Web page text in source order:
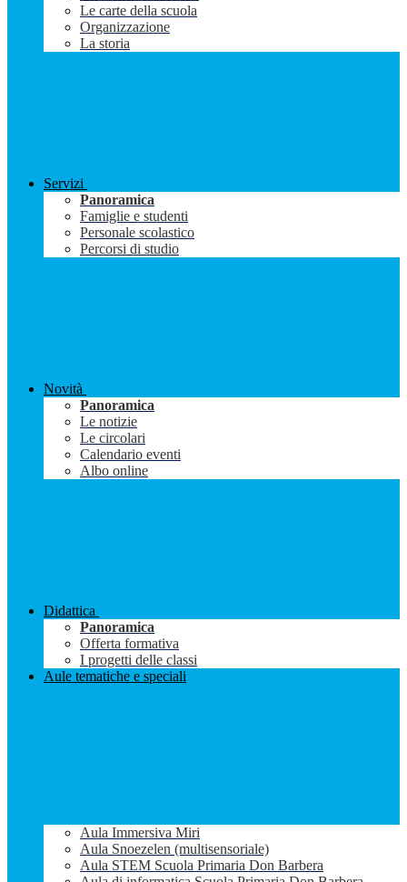
Le carte della scuola
Organizzazione
La storia
Servizi
Panoramica
Famiglie e studenti
Personale scolastico
Percorsi di studio
Novità
Panoramica
Le notizie
Le circolari
Calendario eventi
Albo online
Didattica
Panoramica
Offerta formativa
I progetti delle classi
Aule tematiche e speciali
Aula Immersiva Miri
Aula Snoezelen (multisensoriale)
Aula STEM Scuola Primaria Don Barbera